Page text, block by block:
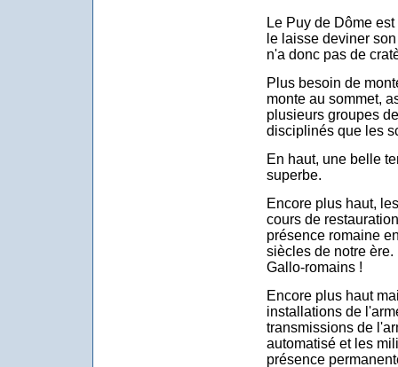
Le Puy de Dôme
le laisse deviner
n'a donc pas de
Plus besoin de
monte au sommet,
plusieurs groupes
disciplinés que les
En haut, une belle
superbe.
Encore plus haut,
cours de
présence romaine
siècles de notre
Gallo-romains !
Encore plus haut
installations de
transmissions de
automatisé et les
présence